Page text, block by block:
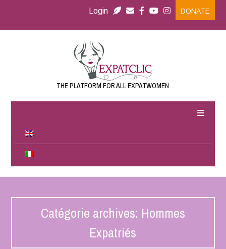
Login DONATE
THE PLATFORM FOR ALL EXPATWOMEN
Catégorie archives: Hommes
Expatriés